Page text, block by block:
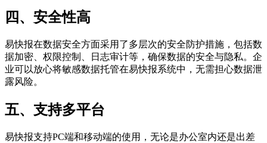
四、安全性高
易快报在数据安全方面采用了多层次的安全防护措施，包括数
据加密、权限控制、日志审计等，确保数据的安全与隐私。企
业可以放心将敏感数据托管在易快报系统中，无需担心数据泄
露风险。
五、支持多平台
易快报支持PC端和移动端的使用，无论是办公室内还是出差